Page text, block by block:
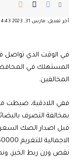
آخر تعديل: مارس 31, 2023 4:43 م
في الوقت الذي تواصل
المستهلك في
المخالفين.
ففي اللاذقية، ضبطت
بمخالفة التصرف
قبل اصدار الصك